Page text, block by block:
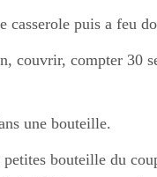
casserole puis a feu
couvrir, compter 30
une bouteille.
petites bouteille du